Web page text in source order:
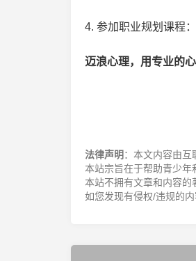
4. 参加职业规划课程
迈浪心理，用专业的
法律声明 ：本文内容由互
本站宗旨在于帮助青少年
本站不拥有文章和内容的
如您发现有侵权/违规的